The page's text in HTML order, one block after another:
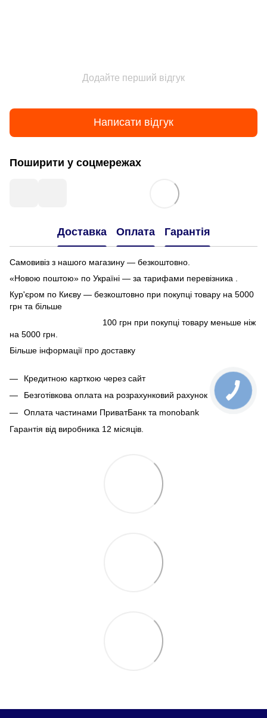
Додайте перший відгук
Написати відгук
Поширити у соцмережах
Доставка Оплата Гарантія
Самовивіз з нашого магазину — безкоштовно.
«Новою поштою» по Україні — за тарифами перевізника .
Кур'єром по Києву — безкоштовно при покупці товару на 5000
грн та більше
100 грн при покупці товару меньше ніж
на 5000 грн.
Більше інформації про доставку
Кредитною карткою через сайт
Безготівкова оплата на розрахунковий рахунок
Оплата частинами ПриватБанк та monobank
Гарантія від виробника 12 місяців.